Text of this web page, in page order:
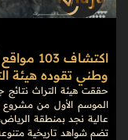
وطني تقوده هيئة
حققت هيئة التراث نتائج
الموسم الأول من مشروع